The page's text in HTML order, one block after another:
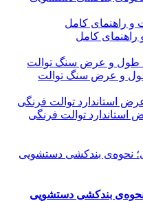
راهنمای کامل
طول و عرض سنگ توالت
استاندارد توالت فرنگی
بندکشی دستشویی